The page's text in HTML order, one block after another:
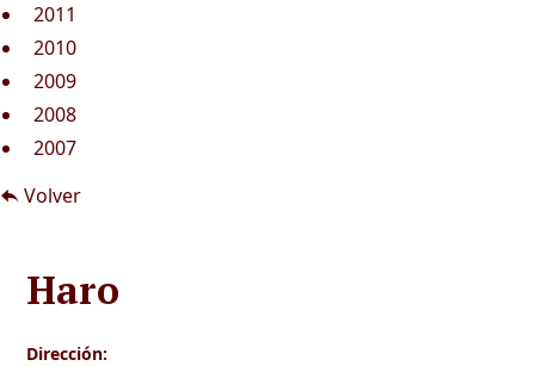
2011
2010
2009
2008
2007
Volver
Haro
Dirección: